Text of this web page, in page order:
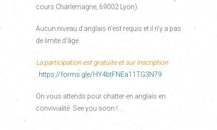
cours Charlemagne, 69002 Lyon).
Aucun niveau d’anglais n’est requis et il n’y a pas
de limite d’âge.
La participation est gratuite et sur inscription
: https://forms.gle/HY4btFNEa11TG3N79
On vous attends pour chatter en anglais en
convivialité. See you soon !